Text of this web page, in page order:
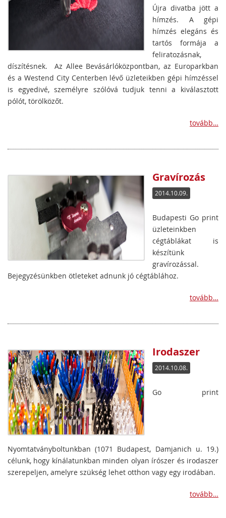
Újra divatba jött a
hímzés. A gépi
hímzés elegáns és
tartós formája a
feliratozásnak,
díszítésnek. Az Allee Bevásárlóközpontban, az Europarkban
és a Westend City Centerben lévő üzleteikben gépi hímzéssel
is egyedivé, személyre szólóvá tudjuk tenni a kiválasztott
pólót, törölközőt.
tovább…
Gravírozás
2014.10.09.
Budapesti Go print
üzleteinkben
cégtáblákat is
készítünk
gravírozással.
Bejegyzésünkben ötleteket adnunk jó cégtáblához.
tovább…
Irodaszer
2014.10.08.
Go print
Nyomtatványboltunkban (1071 Budapest, Damjanich u. 19.)
célunk, hogy kínálatunkban minden olyan írószer és irodaszer
szerepeljen, amelyre szükség lehet otthon vagy egy irodában.
tovább…